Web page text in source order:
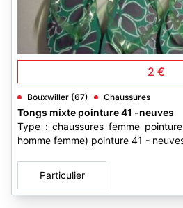
2 €
Bouxwiller (67) Chaussures
Tongs mixte pointure 41 -neuves
Type : chaussures femme
homme femme) pointure 41 -
Particulier